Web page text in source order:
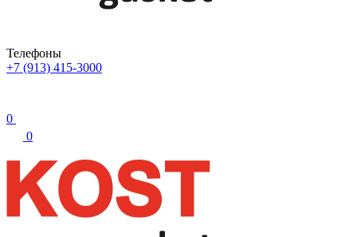
Телефоны
+7 (913) 415-3000
0
0